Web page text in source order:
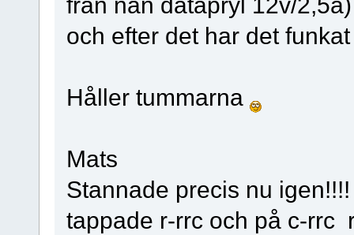
och efter det har det
Håller tummarna
Mats
Stannade precis nu
tappade r-rrc och på c-rrc